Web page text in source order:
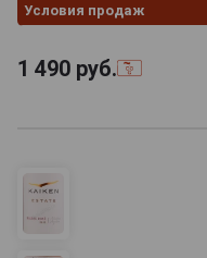
Условия продаж
1 490 руб.